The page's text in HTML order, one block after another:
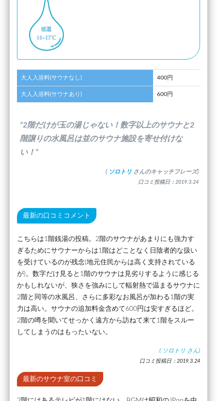
大人入浴料(サウナなし) 400円
大人入浴料(サウナあり) 600円
”2階だけが玉の湯じゃない！数字以上のサウナと2
階譲りの水風呂は並のサウナ施設を寄せ付けな
い！”
( ソロトリ さんのキャッチフレーズ)
口コミ投稿日：2019.3.24
最新の口コミコメント
こちらは1階銭湯の投稿。2階のサウナがあまりにも強力す
ぎるためにサウナーからは1階はどことなく日陰者的な扱い
を受けているのが残念(地元住民からは高く支持されている
が)。数字だけ見ると1階のサウナは見劣りするように感じる
かもしれないが、狭さを強みにして輻射熱で温まるサウナに
2階と同等の水風呂、さらに多彩なお風呂が加わる1階の実
力は高い。サウナの追加料金含めて600円は安すぎるほど。
2階の噂を聞いてせっかく遠方から訪ねて来て1階をスルー
してしまうのはもったいない。
( ソロトリ さん)
口コミ投稿日：2019.3.24
最新のサウナ室の口コミ